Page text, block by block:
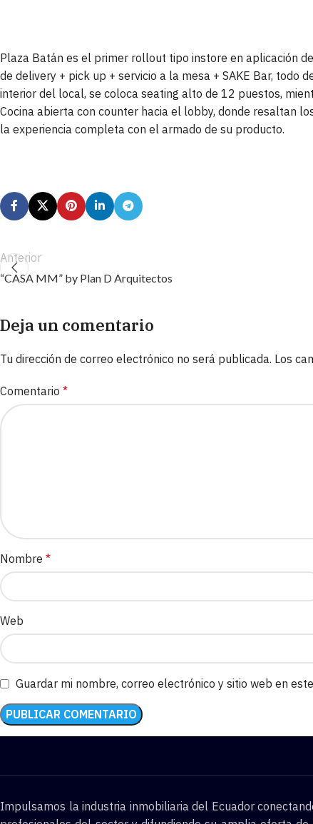
Plaza Batán es el primer rollout tipo instore en aplicación
de delivery + pick up + servicio a la mesa + SAKE Bar, todo
interior del local, se coloca seating alto de 12 puestos,
Cocina abierta con counter hacia el lobby, donde resaltan
la experiencia completa con el armado de su producto.
Anterior
“CASA MM” by Plan D Arquitectos
Deja un comentario
Tu dirección de correo electrónico no será publicada. Los
Comentario *
Nombre *
Web
Guardar mi nombre, correo electrónico y sitio web en
Impulsamos la industria inmobiliaria del Ecuador